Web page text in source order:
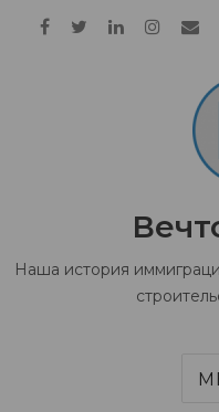
Наша история